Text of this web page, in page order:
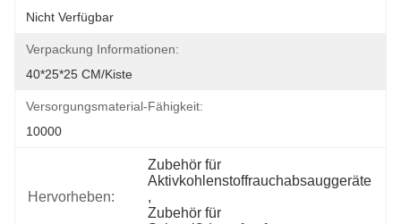
Nicht Verfügbar
Verpackung Informationen:
40*25*25 CM/Kiste
Versorgungsmaterial-Fähigkeit:
10000
Hervorheben:
Zubehör für
Aktivkohlenstoffrauchabsauggeräte
,
Zubehör für